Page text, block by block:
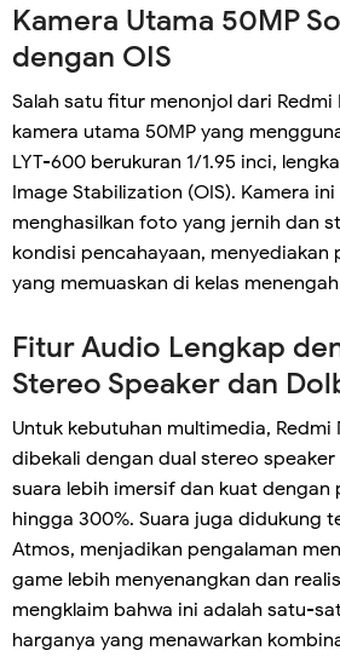
Kamera Utama 50MP
dengan OIS
Salah satu fitur menonjol dari Redmi
kamera utama 50MP yang
LYT-600 berukuran 1/1.95 inci,
Image Stabilization (OIS). Kamera
menghasilkan foto yang jernih dan
kondisi pencahayaan,
yang memuaskan di kelas
Fitur Audio Lengkap
Stereo Speaker dan
Untuk kebutuhan multimedia, Redmi
dibekali dengan dual stereo
suara lebih imersif dan kuat dengan
hingga 300%. Suara juga didukung
Atmos, menjadikan pengalaman
game lebih menyenangkan dan
mengklaim bahwa ini adalah satu-
harganya yang menawarkan